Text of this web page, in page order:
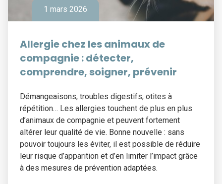
1 mars 2026
Allergie chez les animaux de
compagnie : détecter,
comprendre, soigner, prévenir
Démangeaisons, troubles digestifs, otites à
répétition… Les allergies touchent de plus en plus
d’animaux de compagnie et peuvent fortement
altérer leur qualité de vie. Bonne nouvelle : sans
pouvoir toujours les éviter, il est possible de réduire
leur risque d’apparition et d’en limiter l’impact grâce
à des mesures de prévention adaptées.